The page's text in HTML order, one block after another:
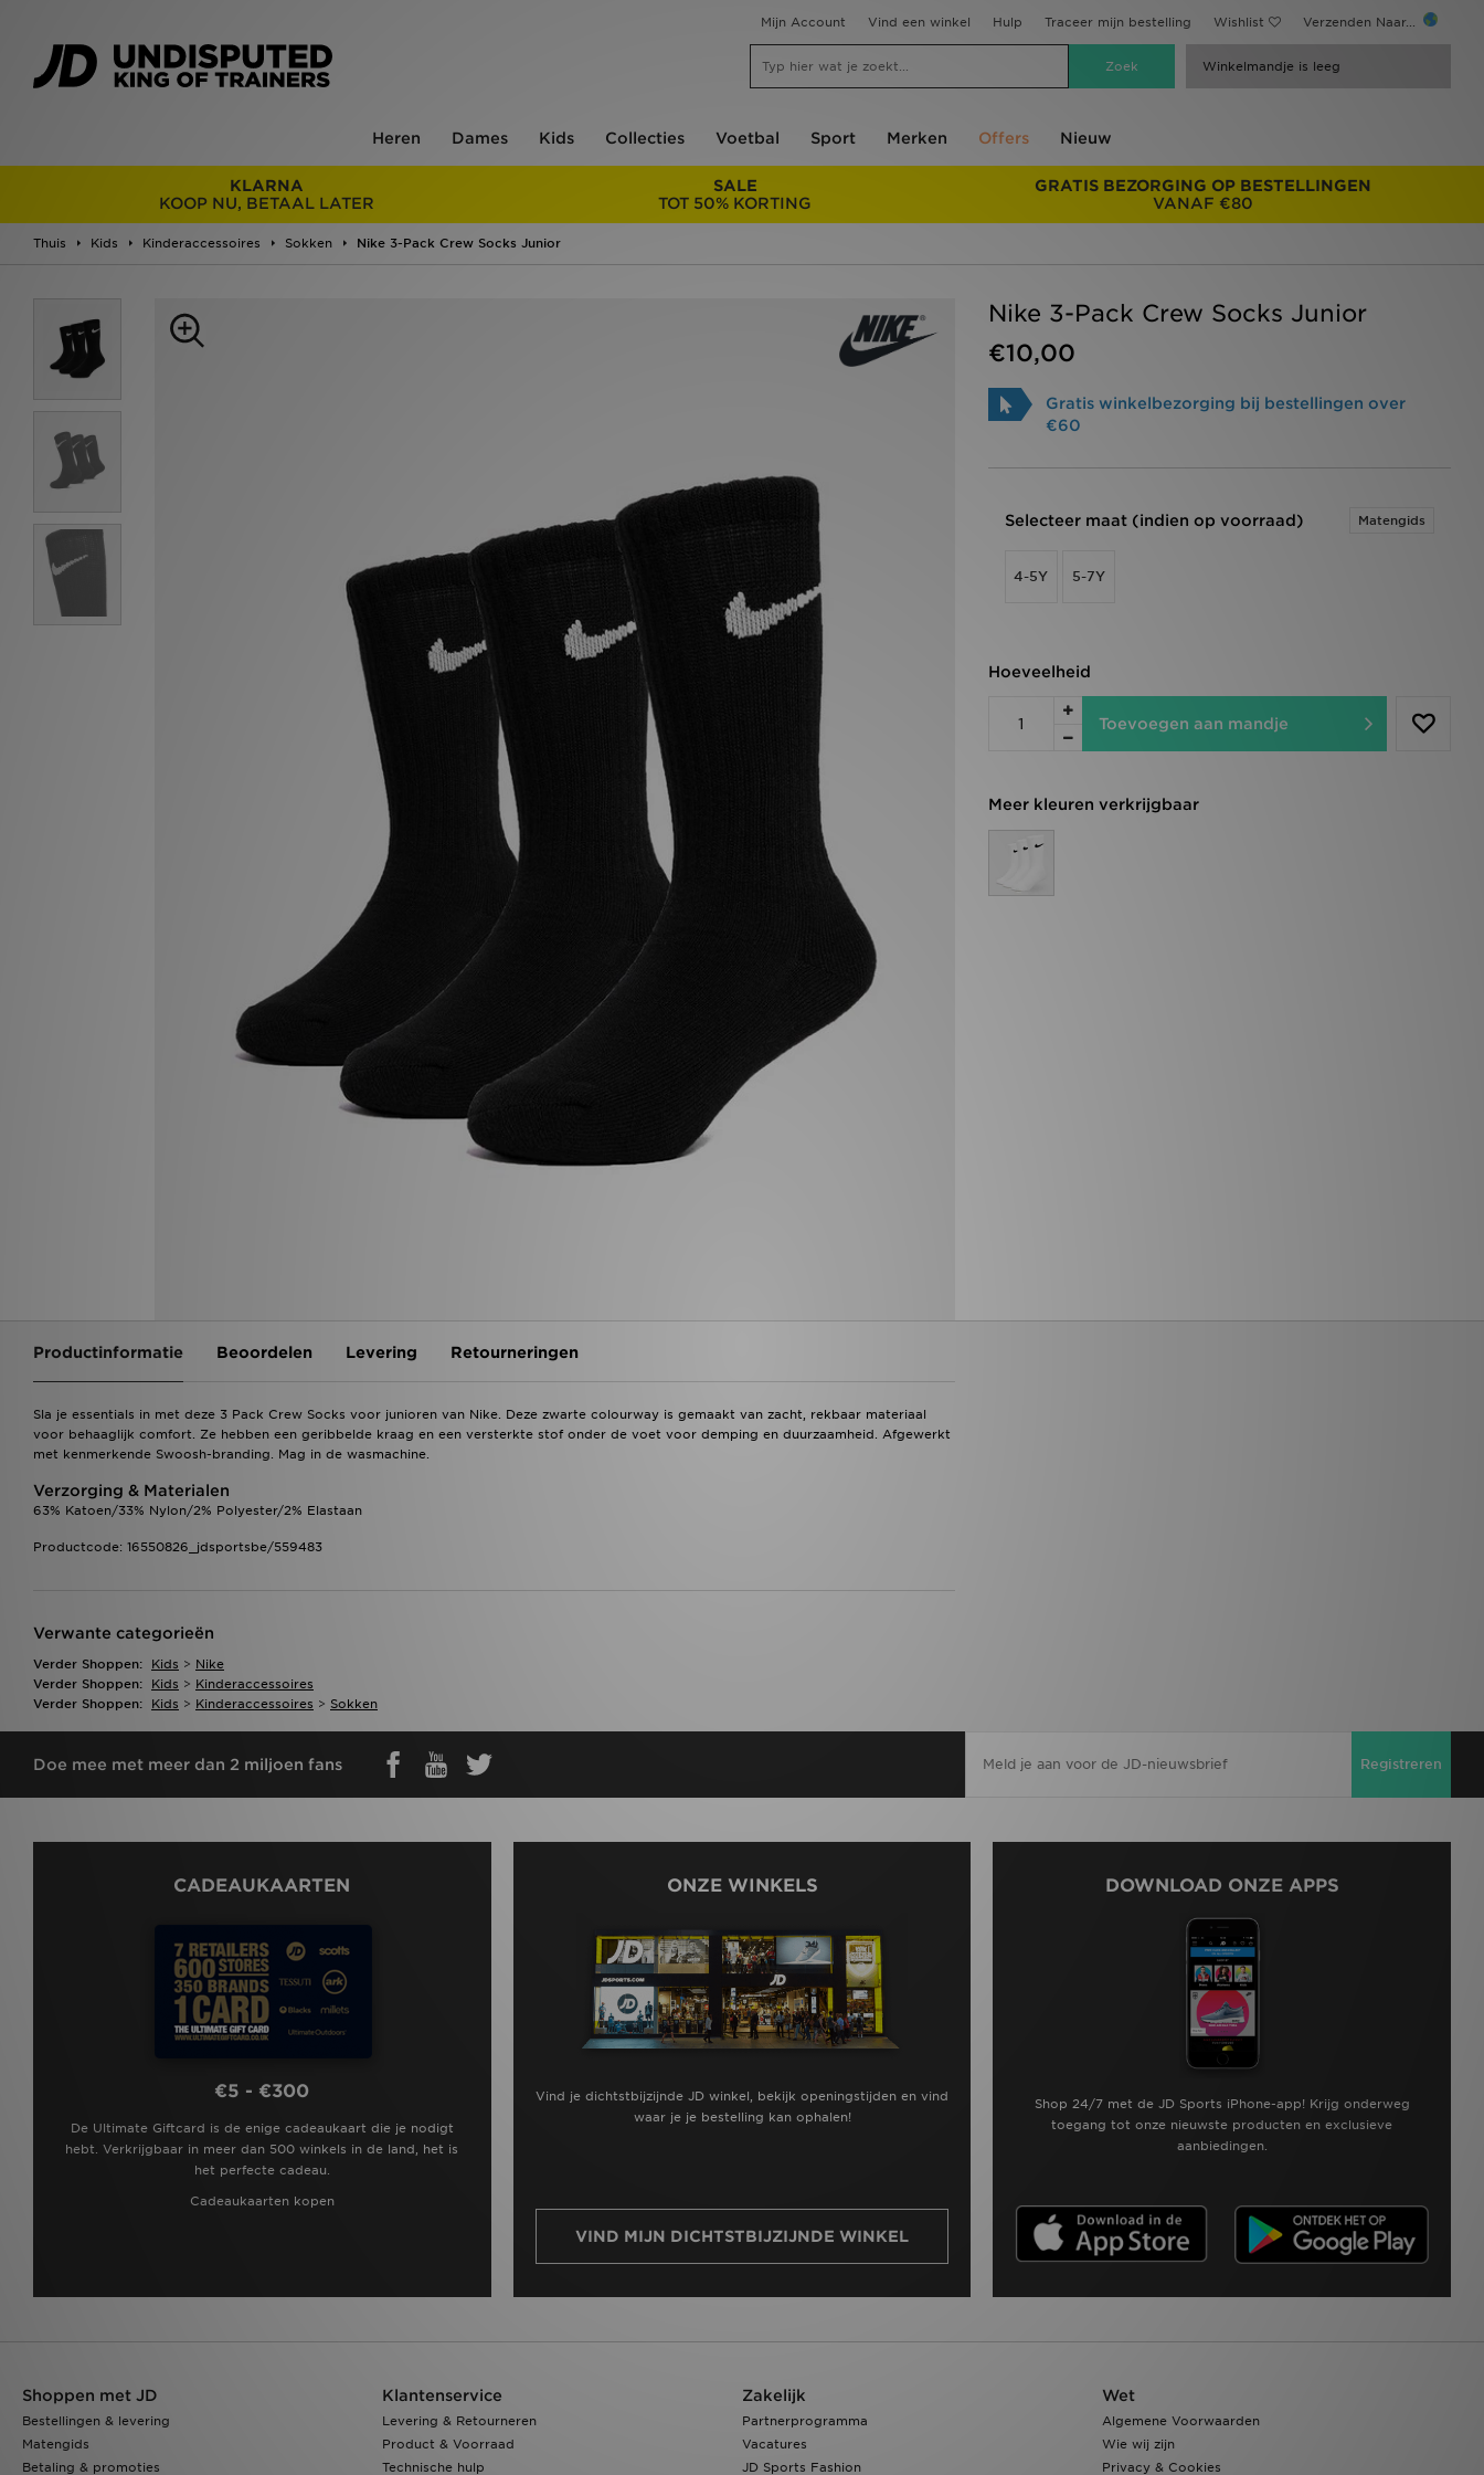
Mijn Account Vind een winkel Hulp Traceer mijn bestelling Wishlist Verzenden Naar...
Winkelmandje is leeg
Heren Dames Kids Collecties Voetbal Sport Merken Offers Nieuw
KLARNA
KOOP NU, BETAAL LATER
SALE
TOT 50% KORTING
GRATIS BEZORGING OP BESTELLINGEN
VANAF €80
Thuis Kids Kinderaccessoires Sokken Nike 3-Pack Crew Socks Junior
Nike 3-Pack Crew Socks Junior
€10,00
Gratis winkelbezorging bij bestellingen over
€60
Selecteer maat (indien op voorraad) Matengids
4-5Y 5-7Y
Hoeveelheid
Toevoegen aan mandje
Meer kleuren verkrijgbaar
Productinformatie Beoordelen Levering Retourneringen
Sla je essentials in met deze 3 Pack Crew Socks voor junioren van Nike. Deze zwarte colourway is gemaakt van zacht, rekbaar materiaal
voor behaaglijk comfort. Ze hebben een geribbelde kraag en een versterkte stof onder de voet voor demping en duurzaamheid. Afgewerkt
met kenmerkende Swoosh-branding. Mag in de wasmachine.
Verzorging & Materialen
63% Katoen/33% Nylon/2% Polyester/2% Elastaan
Productcode: 16550826_jdsportsbe/559483
Verwante categorieën
Verder Shoppen: Kids > Nike
Verder Shoppen:
Kids > Kinderaccessoires
Verder Shoppen:
Kids > Kinderaccessoires > Sokken
Doe mee met meer dan 2 miljoen fans Registreren
CADEAUKAARTEN
€5 - €300
De Ultimate Giftcard is de enige cadeaukaart die je nodigt
hebt. Verkrijgbaar in meer dan 500 winkels in de land, het is
het perfecte cadeau.
Cadeaukaarten kopen
ONZE WINKELS
Vind je dichtstbijzijnde JD winkel, bekijk openingstijden en vind
waar je je bestelling kan ophalen!
VIND MIJN DICHTSTBIJZIJNDE WINKEL
DOWNLOAD ONZE APPS
Shop 24/7 met de JD Sports iPhone-app! Krijg onderweg
toegang tot onze nieuwste producten en exclusieve
aanbiedingen.
Shoppen met JD
Bestellingen & levering
Matengids
Betaling & promoties
Klantenservice
Levering & Retourneren
Product & Voorraad
Technische hulp
Zakelijk
Partnerprogramma
Vacatures
JD Sports Fashion
Wet
Algemene Voorwaarden
Wie wij zijn
Privacy & Cookies